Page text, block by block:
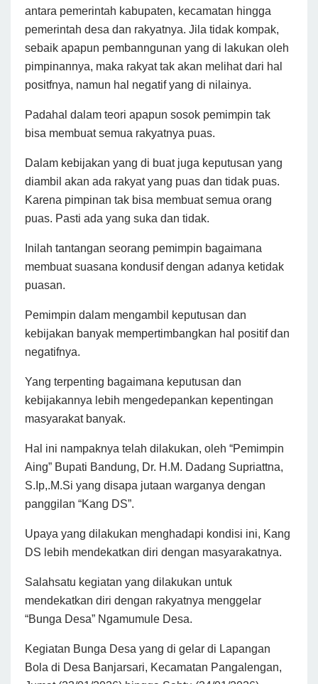
antara pemerintah kabupaten, kecamatan hingga
pemerintah desa dan rakyatnya. Jila tidak kompak,
sebaik apapun pembanngunan yang di lakukan oleh
pimpinannya, maka rakyat tak akan melihat dari hal
positfnya, namun hal negatif yang di nilainya.
Padahal dalam teori apapun sosok pemimpin tak
bisa membuat semua rakyatnya puas.
Dalam kebijakan yang di buat juga keputusan yang
diambil akan ada rakyat yang puas dan tidak puas.
Karena pimpinan tak bisa membuat semua orang
puas. Pasti ada yang suka dan tidak.
Inilah tantangan seorang pemimpin bagaimana
membuat suasana kondusif dengan adanya ketidak
puasan.
Pemimpin dalam mengambil keputusan dan
kebijakan banyak mempertimbangkan hal positif dan
negatifnya.
Yang terpenting bagaimana keputusan dan
kebijakannya lebih mengedepankan kepentingan
masyarakat banyak.
Hal ini nampaknya telah dilakukan, oleh “Pemimpin
Aing” Bupati Bandung, Dr. H.M. Dadang Supriattna,
S.Ip,.M.Si yang disapa jutaan warganya dengan
panggilan “Kang DS”.
Upaya yang dilakukan menghadapi kondisi ini, Kang
DS lebih mendekatkan diri dengan masyarakatnya.
Salahsatu kegiatan yang dilakukan untuk
mendekatkan diri dengan rakyatnya menggelar
“Bunga Desa” Ngamumule Desa.
Kegiatan Bunga Desa yang di gelar di Lapangan
Bola di Desa Banjarsari, Kecamatan Pangalengan,